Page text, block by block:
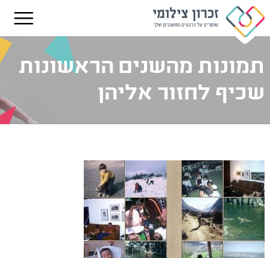
תמונות מהשנים הראשונות
שכיף לחזור אליהן